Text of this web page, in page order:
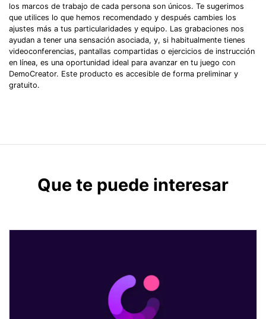
los marcos de trabajo de cada persona son únicos.󠀲󠀧󠀨󠀦󠀤󠀧󠀩󠀨󠀳󠀰 Te sugerimos
que utilices lo que hemos recomendado y después cambies los
ajustes más a tus particularidades y equipo. Las grabaciones nos
ayudan a tener una sensación asociada, y, si habitualmente tienes
videoconferencias, pantallas compartidas o ejercicios de instrucción
en línea, es una oportunidad ideal para avanzar en tu juego con
DemoCreator.󠀲󠀧󠀨󠀦󠀤󠀨󠀠󠀠󠀳󠀰 Este producto es accesible de forma preliminar y
gratuito.󠀲󠀧󠀨󠀦󠀤󠀨󠀠󠀡󠀳
Que te puede interesar